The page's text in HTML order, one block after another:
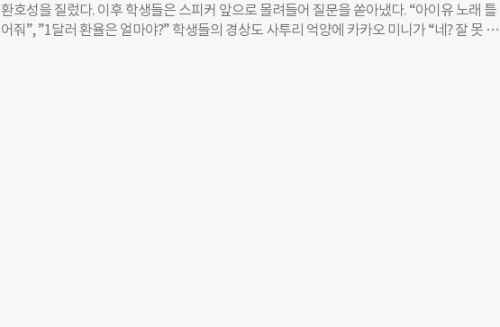
환호성을 질렀다. 이후 학생들은 스피커 앞으로 몰려들어 질문을 쏟아냈다. “아이유 노래 틀
어줘”, ”1달러 환율은 얼마야?” 학생들의 경상도 사투리 억양에 카카오 미니가 “네? 잘 못 들